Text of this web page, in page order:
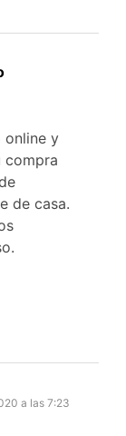
online y
compra
de casa.
a las 7:23